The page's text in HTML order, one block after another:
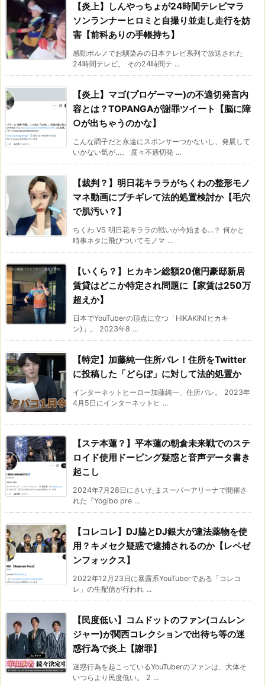
【炎上】しんやっちょが24時間テレビマラ
ソンランナーヒロミと自撮り並走し走行を妨
害【前科ありの手帳持ち】
感動ポルノでお馴染みの日本テレビ系列で放送された
24時間テレビ。 その24時間テ ...
【炎上】マゴ(プロゲーマー)の不適切発言内
容とは？TOPANGAが謝罪ツイート【脳に障
○が出ちゃうのかな】
こんな調子だと永遠にスポンサーつかないし、発展して
いかない気が…。 度々不適切発 ...
【裁判？】明日花キララがちくわの整形モノ
マネ動画にブチギレて法的処置検討か【毛穴
で肌汚い？】
ちくわ VS 明日花キララの戦いが今始まる…？ 何かと
時事ネタに飛びついてモノマ ...
【いくら？】ヒカキン総額20億円豪邸新居
賃貸はどこか特定され問題に【家賃は250万
超えか】
日本でYouTuberの頂点に立つ「HIKAKIN(ヒカキ
ン)」。 2023年8 ...
【特定】加藤純一住所バレ！住所をTwitter
に投稿した「どらぽ」に対して法的処置か
インターネットヒーロー加藤純一、住所バレ。 2023年
4月5日にインターネットヒ ...
【ステ本蓮？】平本蓮の朝倉未来戦でのステ
ロイド使用ドーピング疑惑と音声データ書き
起こし
2024年7月28日にさいたまスーパーアリーナで開催さ
れた『Yogibo pre ...
【コレコレ】DJ脇とDJ銀大が違法薬物を使
用？キメセク疑惑で逮捕されるのか【レペゼ
ンフォックス】
2022年12月23日に暴露系YouTuberである「コレコ
レ」の生配信が行われ ...
【民度低い】コムドットのファン(コムレン
ジャー)が関西コレクションで出待ち等の迷
惑行為で炎上【謝罪】
迷惑行為を起こっているYouTuberのファンは、大体そ
いつらより民度低い。 2 ...